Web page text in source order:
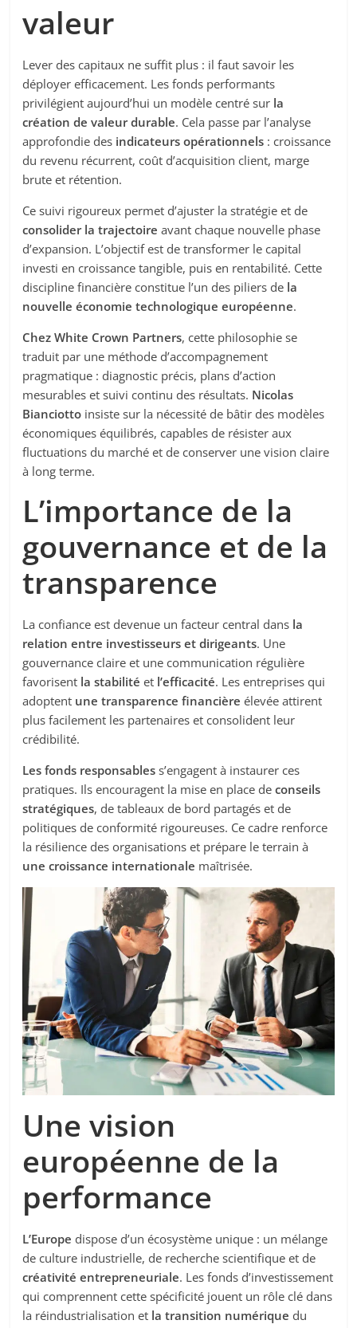
valeur
Lever des capitaux ne suffit plus : il faut savoir les
déployer efficacement. Les fonds performants
privilégient aujourd’hui un modèle centré sur la
création de valeur durable. Cela passe par l’analyse
approfondie des indicateurs opérationnels : croissance
du revenu récurrent, coût d’acquisition client, marge
brute et rétention.
Ce suivi rigoureux permet d’ajuster la stratégie et de
consolider la trajectoire avant chaque nouvelle phase
d’expansion. L’objectif est de transformer le capital
investi en croissance tangible, puis en rentabilité. Cette
discipline financière constitue l’un des piliers de la
nouvelle économie technologique européenne.
Chez White Crown Partners, cette philosophie se
traduit par une méthode d’accompagnement
pragmatique : diagnostic précis, plans d’action
mesurables et suivi continu des résultats. Nicolas
Bianciotto insiste sur la nécessité de bâtir des modèles
économiques équilibrés, capables de résister aux
fluctuations du marché et de conserver une vision claire
à long terme.
L’importance de la
gouvernance et de la
transparence
La confiance est devenue un facteur central dans la
relation entre investisseurs et dirigeants. Une
gouvernance claire et une communication régulière
favorisent la stabilité et l’efficacité. Les entreprises qui
adoptent une transparence financière élevée attirent
plus facilement les partenaires et consolident leur
crédibilité.
Les fonds responsables s’engagent à instaurer ces
pratiques. Ils encouragent la mise en place deconseils
stratégiques, de tableaux de bord partagés et de
politiques de conformité rigoureuses. Ce cadre renforce
la résilience des organisations et prépare le terrain à
une croissance internationale maîtrisée.
Une vision
européenne de la
performance
L’Europe dispose d’un écosystème unique : un mélange
de culture industrielle, de recherche scientifique et de
créativité entrepreneuriale. Les fonds d’investissement
qui comprennent cette spécificité jouent un rôle clé dans
la réindustrialisation et la transition numérique du